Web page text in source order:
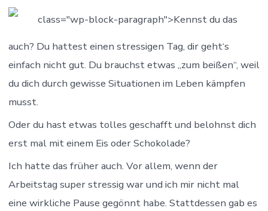
class="wp-block-paragraph">Kennst du das
auch? Du hattest einen stressigen Tag, dir geht‘s
einfach nicht gut. Du brauchst etwas „zum beißen“, weil
du dich durch gewisse Situationen im Leben kämpfen
musst.
Oder du hast etwas tolles geschafft und belohnst dich
erst mal mit einem Eis oder Schokolade?
Ich hatte das früher auch. Vor allem, wenn der
Arbeitstag super stressig war und ich mir nicht mal
eine wirkliche Pause gegönnt habe. Stattdessen gab es